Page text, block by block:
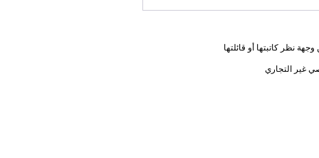
نظر كاتبتها أو قائلتها
غير التجاري